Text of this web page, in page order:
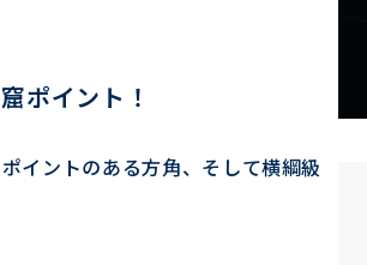
ポイント！
イントのある方角、そして横綱級